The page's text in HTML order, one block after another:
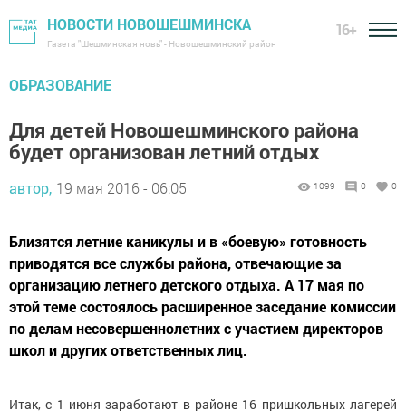
НОВОСТИ НОВОШЕШМИНСКА
Газета "Шешминская новь" - Новошешминский район
16+
ОБРАЗОВАНИЕ
Для детей Новошешминского района
будет организован летний отдых
автор, 19 мая 2016 - 06:05 1099 0 0
Близятся летние каникулы и в «боевую» готовность
приводятся все службы района, отвечающие за
организацию летнего детского отдыха. А 17 мая по
этой теме состоялось расширенное заседание комиссии
по делам несовершеннолетних с участием директоров
школ и других ответственных лиц.
Итак, с 1 июня заработают в районе 16 пришкольных лагерей